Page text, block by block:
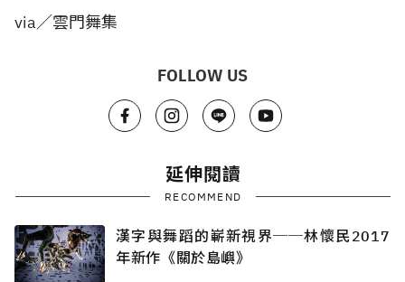
via／雲門舞集
FOLLOW US
延伸閱讀
RECOMMEND
漢字與舞蹈的嶄新視界──林懷民2017
年新作《關於島嶼》